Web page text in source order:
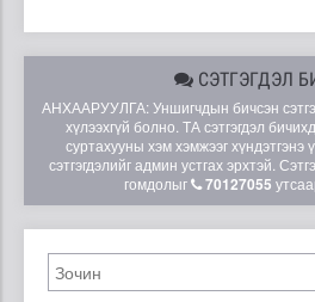
СЭТГЭГДЭЛ
АНХААРУУЛГА: Уншигчдын бичсэн
хүлээхгүй болно. ТА сэтгэгдэл
суртахууны хэм хэмжээг хүндэтгэнэ
сэтгэгдэлийг админ устгах эрхтэй.
гомдолыг
70127055